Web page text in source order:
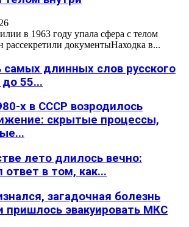
в 1963 году упала сфера с телом
документыНаходка в...
длинных слов русского
55...
х в СССР возродилось
скрытые процессы,
лето длилось вечно:
в том, как...
загадочная болезнь
пришлось эвакуировать МКС